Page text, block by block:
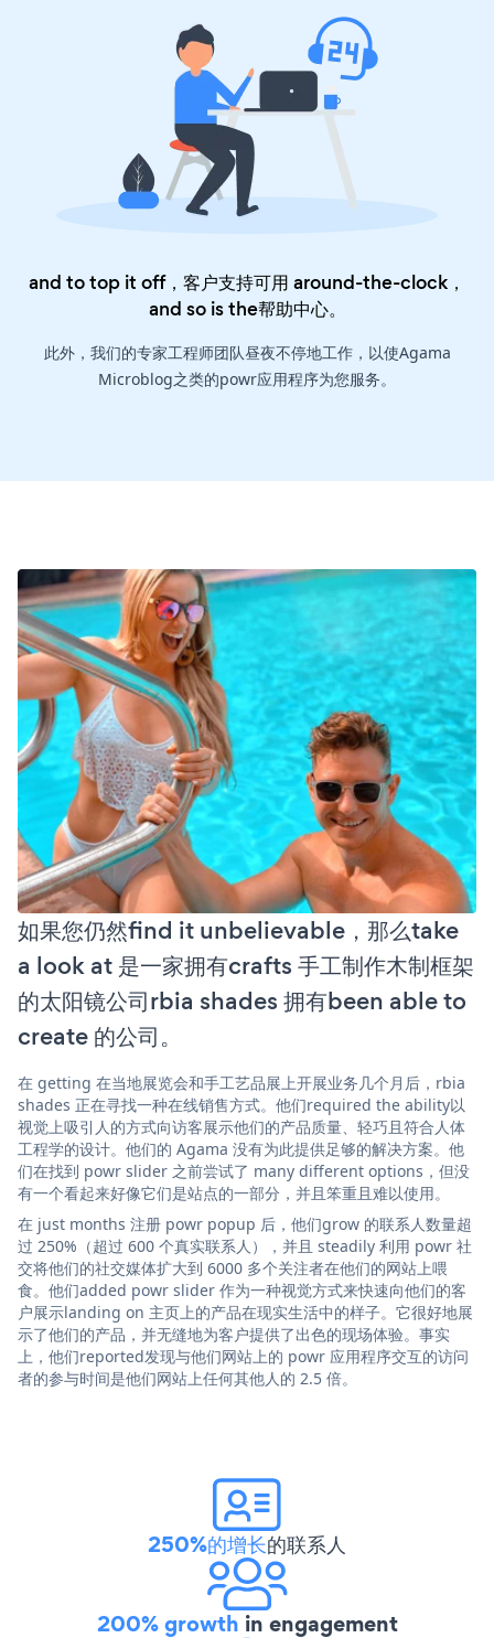
and to top it off，客户支持可用 around-the-clock，
and so is the帮助中心。
此外，我们的专家工程师团队昼夜不停地工作，以使Agama
Microblog之类的powr应用程序为您服务。
如果您仍然find it unbelievable，那么take
a look at 是一家拥有crafts 手工制作木制框架
的太阳镜公司rbia shades 拥有been able to
create 的公司。
在 getting 在当地展览会和手工艺品展上开展业务几个月后，rbia
shades 正在寻找一种在线销售方式。他们required the ability以
视觉上吸引人的方式向访客展示他们的产品质量、轻巧且符合人体
工程学的设计。他们的 Agama 没有为此提供足够的解决方案。他
们在找到 powr slider 之前尝试了 many different options，但没
有一个看起来好像它们是站点的一部分，并且笨重且难以使用。
在 just months 注册 powr popup 后，他们grow 的联系人数量超
过 250%（超过 600 个真实联系人），并且 steadily 利用 powr 社
交将他们的社交媒体扩大到 6000 多个关注者在他们的网站上喂
食。他们added powr slider 作为一种视觉方式来快速向他们的客
户展示landing on 主页上的产品在现实生活中的样子。它很好地展
示了他们的产品，并无缝地为客户提供了出色的现场体验。事实
上，他们reported发现与他们网站上的 powr 应用程序交互的访问
者的参与时间是他们网站上任何其他人的 2.5 倍。
250%的增长的联系人
200% growth in engagement